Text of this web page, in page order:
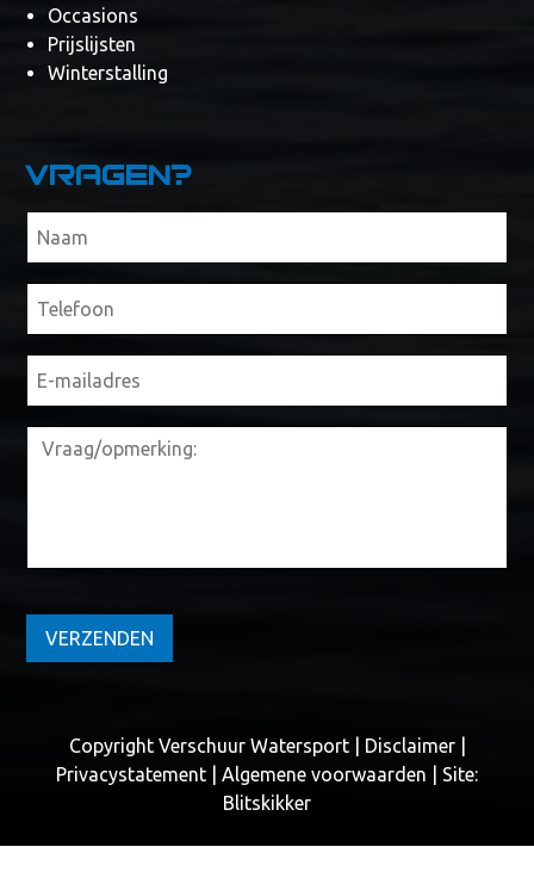
Occasions
Prijslijsten
Winterstalling
Vragen?
VERZENDEN
Copyright Verschuur Watersport | Disclaimer|
Privacystatement
Algemene voorwaarden | Site:
Blitskikker